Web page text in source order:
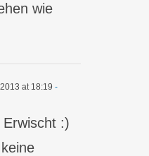
wie
at 18:19 -
:)